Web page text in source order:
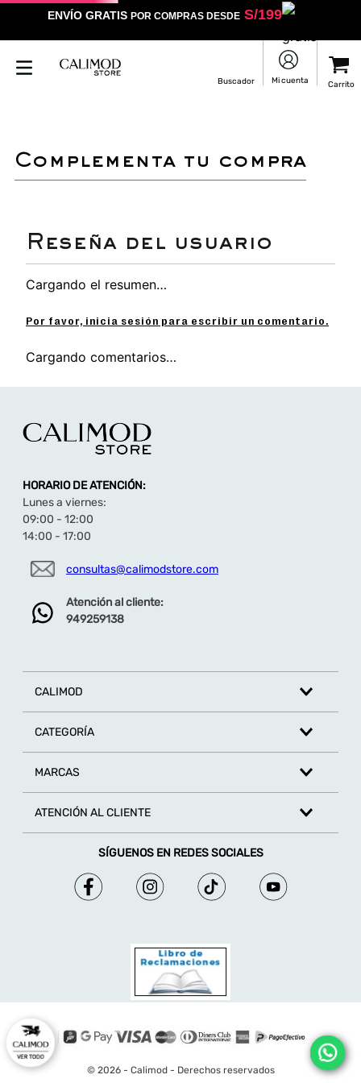
ENVÍO GRATIS POR COMPRAS DESDES/199
complementa tu compra
Cargando el resumen…
Por favor, inicia sesión para escribir un comentario.
Cargando comentarios…
HORARIO DE ATENCIÓN:
Lunes a viernes:
09:00 - 12:00
14:00 - 17:00
consultas@calimodstore.com
Atención al cliente:
949259138
CALIMOD
CATEGORÍA
MARCAS
ATENCIÓN AL CLIENTE
SÍGUENOS EN REDES SOCIALES
© 2026 - Calimod - Derechos reservados